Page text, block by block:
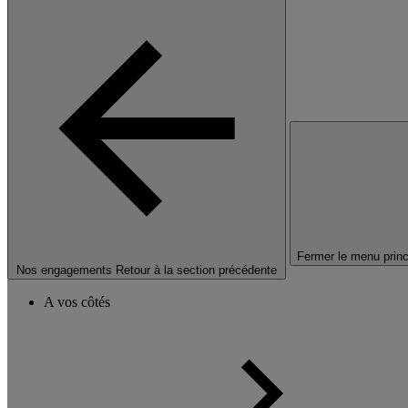
Nos engagements Retour à la section précédente
Fermer le menu
A vos côtés